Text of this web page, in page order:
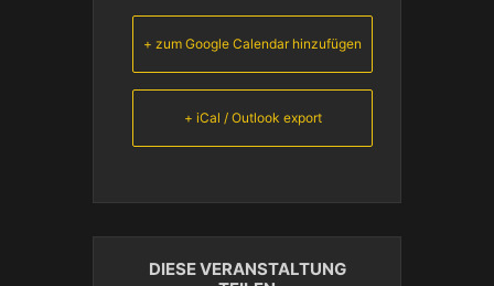
+ zum Google Calendar hinzufügen
+ iCal / Outlook export
DIESE VERANSTALTUNG